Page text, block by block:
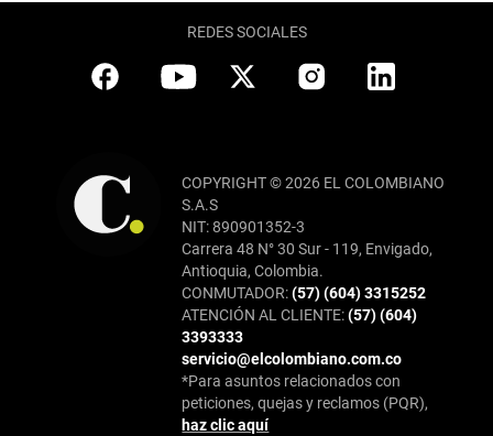
REDES SOCIALES
COPYRIGHT © 2026 EL COLOMBIANO
S.A.S
NIT: 890901352-3
Carrera 48 N° 30 Sur - 119, Envigado,
Antioquia, Colombia.
CONMUTADOR:(57) (604) 3315252
ATENCIÓN AL CLIENTE:(57) (604)
3393333
servicio@elcolombiano.com.co
*Para asuntos relacionados con
peticiones, quejas y reclamos (PQR),
haz clic aquí